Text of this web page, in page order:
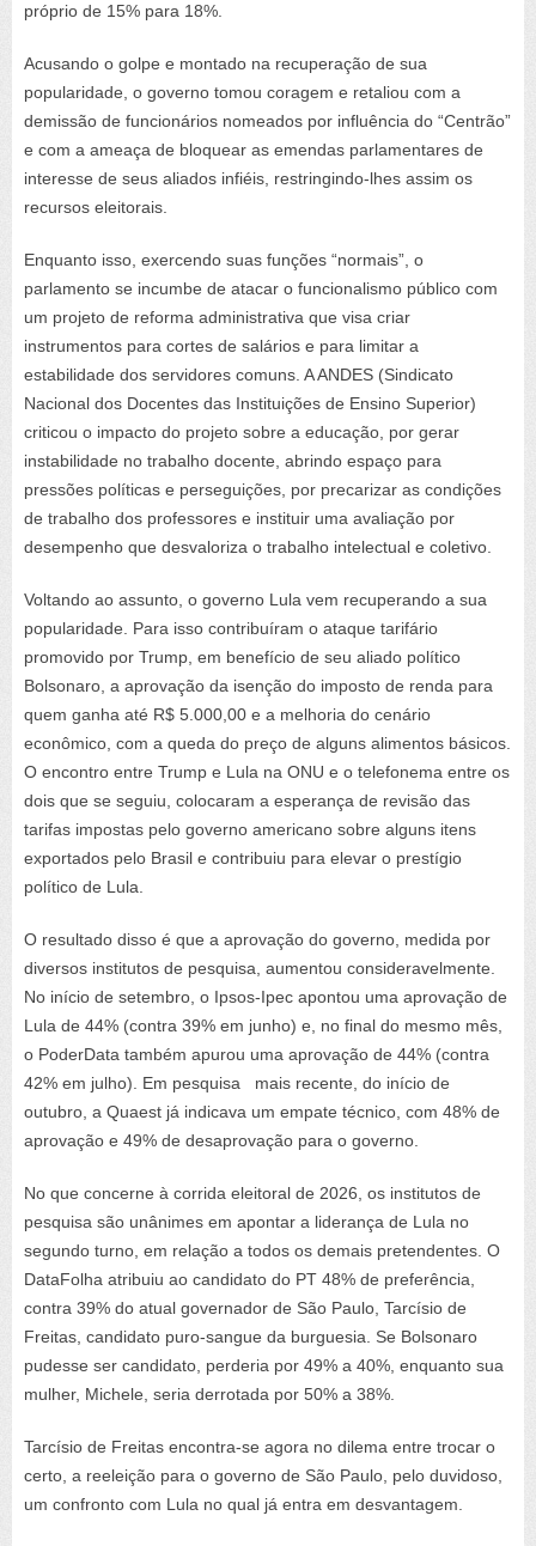
próprio de 15% para 18%.
Acusando o golpe e montado na recuperação de sua
popularidade, o governo tomou coragem e retaliou com a
demissão de funcionários nomeados por influência do “Centrão”
e com a ameaça de bloquear as emendas parlamentares de
interesse de seus aliados infiéis, restringindo-lhes assim os
recursos eleitorais.
Enquanto isso, exercendo suas funções “normais”, o
parlamento se incumbe de atacar o funcionalismo público com
um projeto de reforma administrativa que visa criar
instrumentos para cortes de salários e para limitar a
estabilidade dos servidores comuns. A ANDES (Sindicato
Nacional dos Docentes das Instituições de Ensino Superior)
criticou o impacto do projeto sobre a educação, por gerar
instabilidade no trabalho docente, abrindo espaço para
pressões políticas e perseguições, por precarizar as condições
de trabalho dos professores e instituir uma avaliação por
desempenho que desvaloriza o trabalho intelectual e coletivo.
Voltando ao assunto, o governo Lula vem recuperando a sua
popularidade. Para isso contribuíram o ataque tarifário
promovido por Trump, em benefício de seu aliado político
Bolsonaro, a aprovação da isenção do imposto de renda para
quem ganha até R$ 5.000,00 e a melhoria do cenário
econômico, com a queda do preço de alguns alimentos básicos.
O encontro entre Trump e Lula na ONU e o telefonema entre os
dois que se seguiu, colocaram a esperança de revisão das
tarifas impostas pelo governo americano sobre alguns itens
exportados pelo Brasil e contribuiu para elevar o prestígio
político de Lula.
O resultado disso é que a aprovação do governo, medida por
diversos institutos de pesquisa, aumentou consideravelmente.
No início de setembro, o Ipsos-Ipec apontou uma aprovação de
Lula de 44% (contra 39% em junho) e, no final do mesmo mês,
o PoderData também apurou uma aprovação de 44% (contra
42% em julho). Em pesquisa mais recente, do início de
outubro, a Quaest já indicava um empate técnico, com 48% de
aprovação e 49% de desaprovação para o governo.
No que concerne à corrida eleitoral de 2026, os institutos de
pesquisa são unânimes em apontar a liderança de Lula no
segundo turno, em relação a todos os demais pretendentes. O
DataFolha atribuiu ao candidato do PT 48% de preferência,
contra 39% do atual governador de São Paulo, Tarcísio de
Freitas, candidato puro-sangue da burguesia. Se Bolsonaro
pudesse ser candidato, perderia por 49% a 40%, enquanto sua
mulher, Michele, seria derrotada por 50% a 38%.
Tarcísio de Freitas encontra-se agora no dilema entre trocar o
certo, a reeleição para o governo de São Paulo, pelo duvidoso,
um confronto com Lula no qual já entra em desvantagem.